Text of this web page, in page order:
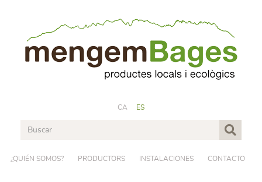
CA ES
¿QUIÉN SOMOS? PRODUCTORS INSTALACIONES CONTACTO